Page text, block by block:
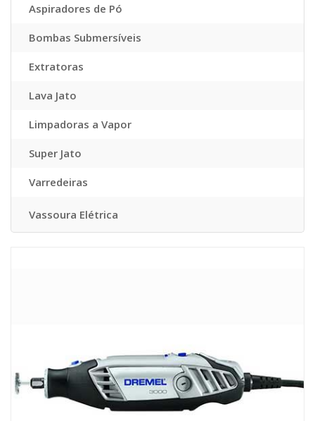
Aspiradores de Pó
Bombas Submersíveis
Extratoras
Lava Jato
Limpadoras a Vapor
Super Jato
Varredeiras
Vassoura Elétrica